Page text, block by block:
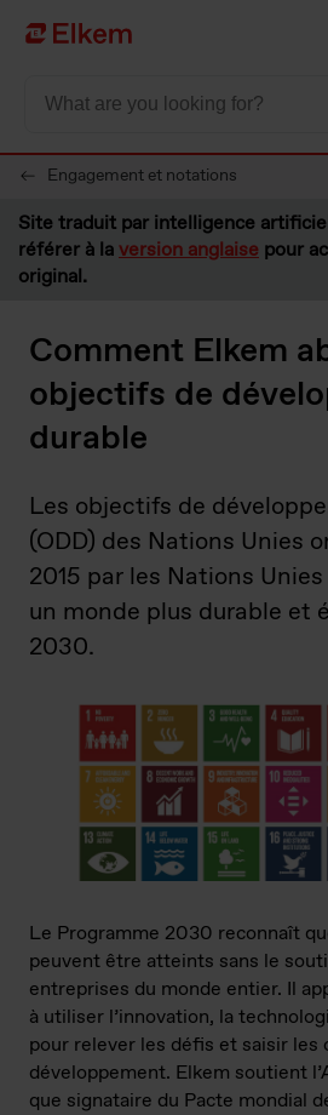
Skip to main content
Vers la page d'accueil
Engagement et notations
Site traduit par intelligence
référer à laversion anglaise pour
original.
Comment Elkem
objectifs de
durable
Les objectifs de
(ODD) des Nations Unies
2015 par les Nations
un monde plus durable et
2030.
Le Programme 2030 reconnaît
peuvent être atteints sans le
entreprises du monde entier. Il
à utiliser l’innovation, la
pour relever les défis et saisir les
développement. Elkem soutient
que signataire du Pacte mondial